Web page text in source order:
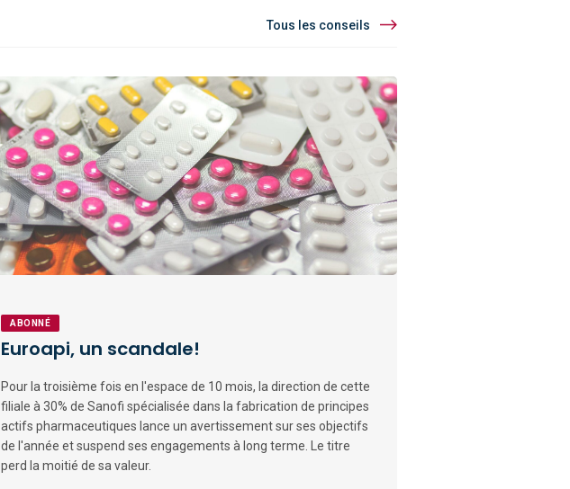
Tous les conseils
ABONNÉ
Euroapi, un scandale!
Pour la troisième fois en l'espace de 10 mois, la direction de cette
filiale à 30% de Sanofi spécialisée dans la fabrication de principes
actifs pharmaceutiques lance un avertissement sur ses objectifs
de l'année et suspend ses engagements à long terme. Le titre
perd la moitié de sa valeur.